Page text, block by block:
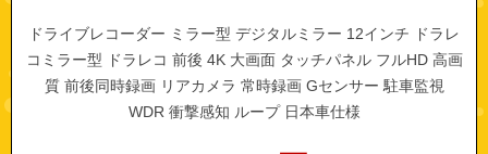
ドライブレコーダー ミラー型 デジタルミラー 12インチ ドラレ
コミラー型 ドラレコ 前後 4K 大画面 タッチパネル フルHD 高画
質 前後同時録画 リアカメラ 常時録画 Gセンサー 駐車監視
WDR 衝撃感知 ループ 日本車仕様